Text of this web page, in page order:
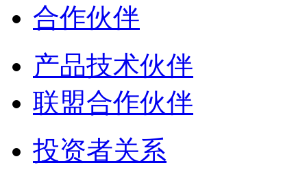
合作伙伴
产品技术伙伴
联盟合作伙伴
投资者关系